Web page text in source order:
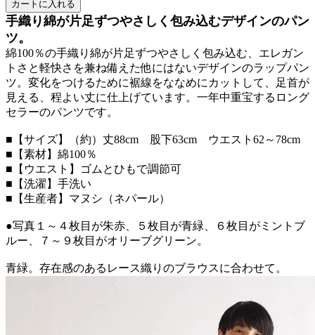
手織り綿が片足ずつやさしく包み込むデザインのパン
ツ。
綿100％の手織り綿が片足ずつやさしく包み込む、エレガン
トさと軽快さを兼ね備えた他にはないデザインのラップパン
ツ。変化をつけるために裾線をななめにカットして、足首が
見える、程よい丈に仕上げています。一年中重宝するロング
セラーのパンツです。
■【サイズ】（約）丈88cm 股下63cm ウエスト62～78cm
■【素材】綿100％
■【ウエスト】ゴムとひもで調節可
■【洗濯】手洗い
■【生産者】マヌシ（ネパール）
●写真１～４枚目が朱赤、５枚目が青緑、６枚目がミントブ
ルー、７～９枚目がオリーブグリーン。
青緑。存在感のあるレース織りのブラウスに合わせて。